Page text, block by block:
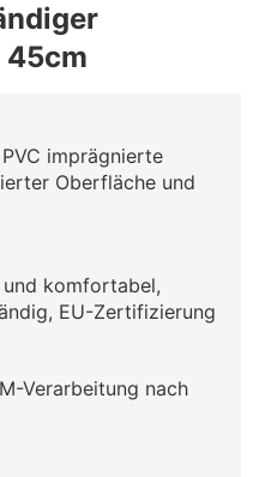
imprägnierte
Oberfläche und
komfortabel,
EU-Zertifizierung
Verarbeitung nach